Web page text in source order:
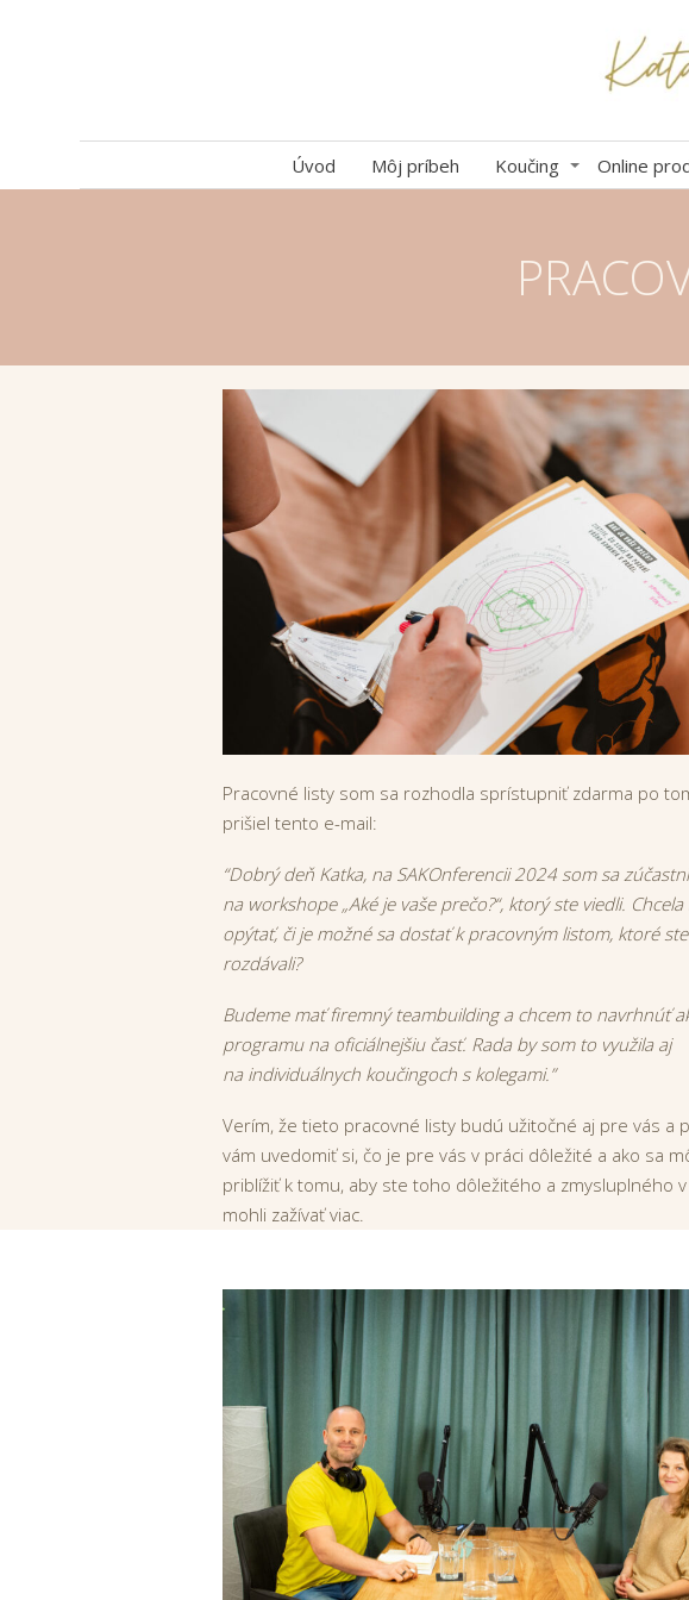
Úvod Môj príbeh Koučing Online
Pracovné listy som sa rozhodla sprístupniť zdarma po
prišiel tento e-mail:
“Dobrý deň Katka, na SAKOnferencii 2024 som sa
na workshope „Aké je vaše prečo?“, ktorý ste viedli.
opýtať, či je možné sa dostať k pracovným listom, ktoré
rozdávali?
Budeme mať firemný teambuilding a chcem to navrhnúť
programu na oficiálnejšiu časť. Rada by som to využila aj
na individuálnych koučingoch s kolegami.”
Verím, že tieto pracovné listy budú užitočné aj pre vás a
vám uvedomiť si, čo je pre vás v práci dôležité a ako sa
priblížiť k tomu, aby ste toho dôležitého a zmysluplného
mohli zažívať viac.